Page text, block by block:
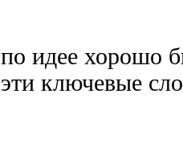
по идее хорошо
эти ключевые